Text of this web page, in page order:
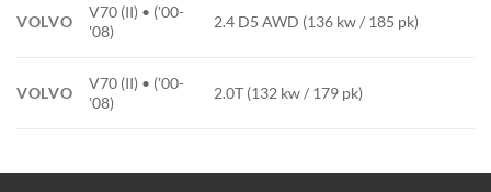
VOLVO
V70 (II) • ('00-
'08)
2.4 D5 AWD (136 kw / 185 pk)
VOLVO
V70 (II) • ('00-
'08)
2.0T (132 kw / 179 pk)